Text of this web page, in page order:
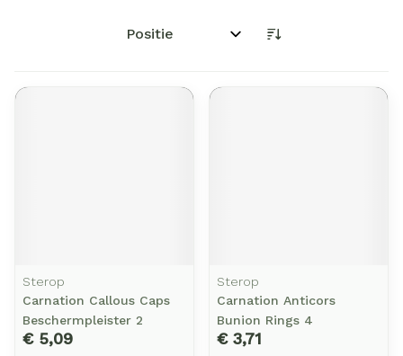
Sorteer op:
Sterop
Carnation Callous Caps
Beschermpleister 2
€ 5,09
Sterop
Carnation Anticors
Bunion Rings 4
€ 3,71